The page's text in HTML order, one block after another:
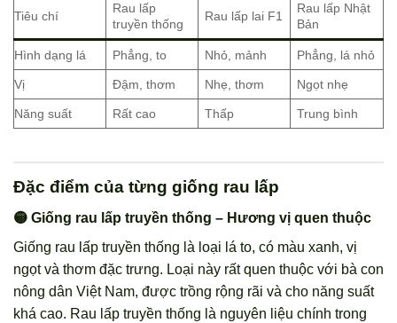
Tiêu chí
Rau lấp
truyền thống
Rau lấp lai F1
Rau lấp Nhật
Bản
Hình dạng lá Phẳng, to Nhỏ, mảnh Phẳng, lá nhỏ
Vị Đậm, thơm Nhẹ, thơm Ngọt nhẹ
Năng suất Rất cao Thấp Trung bình
Đặc điểm của từng giống rau lấp
🟡 Giống rau lấp truyền thống – Hương vị quen thuộc
Giống rau lấp truyền thống là loại lá to, có màu xanh, vị
ngọt và thơm đặc trưng. Loại này rất quen thuộc với bà con
nông dân Việt Nam, được trồng rộng rãi và cho năng suất
khá cao. Rau lấp truyền thống là nguyên liệu chính trong